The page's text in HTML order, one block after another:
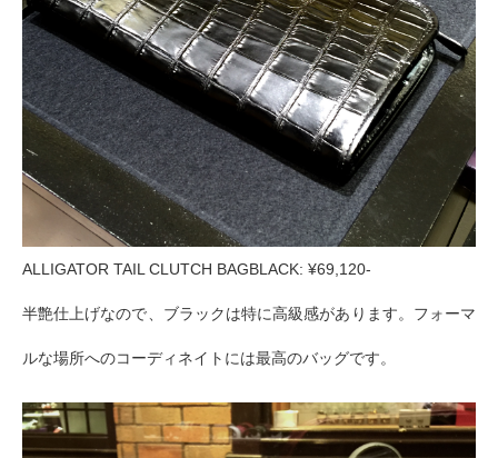
ALLIGATOR TAIL CLUTCH BAGBLACK: ¥69,120-
半艶仕上げなので、ブラックは特に高級感があります。フォーマ
ルな場所へのコーディネイトには最高のバッグです。